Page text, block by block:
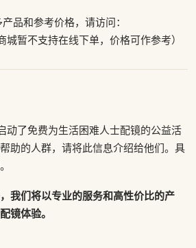
品和参考价格，请访问：
城暂不支持在线下单，价格可作参考）
动了免费为生活困难人士配镜的公益活
助的人群，请将此信息介绍给他们。具
我们将以专业的服务和高性价比的产
镜体验。